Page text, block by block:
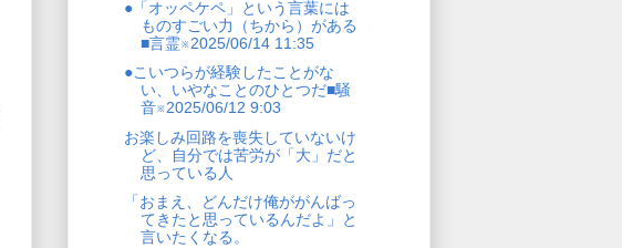
●「オッペケペ」という言葉には
ものすごい力（ちから）がある
■言霊※2025/06/14 11:35
●こいつらが経験したことがな
い、いやなことのひとつだ■騒
音※2025/06/12 9:03
お楽しみ回路を喪失していないけ
ど、自分では苦労が「大」だと
思っている人
「おまえ、どんだけ俺ががんばっ
てきたと思っているんだよ」と
言いたくなる。